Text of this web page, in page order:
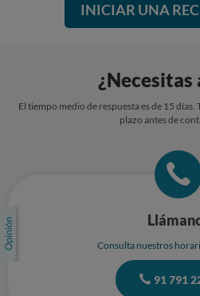
INICIAR UNA
¿Necesitas
El tiempo medio de respuesta es de 15 días.
plazo antes de
Consulta nuestros
91 791